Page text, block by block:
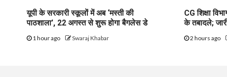
यूपी के सरकारी स्कूलों में अब ‘मस्ती की
पाठशाला’, 22 अगस्त से शुरू होगा बैगलेस डे
1 hour ago Swaraj Khabar
CG शिक्षा
के तबादले;
2 hours ago